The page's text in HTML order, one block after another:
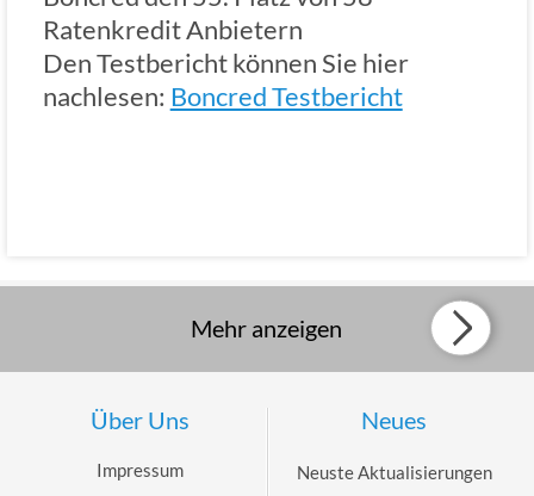
Ratenkredit Anbietern
Den Testbericht können Sie hier
nachlesen: Boncred Testbericht
Mehr anzeigen
Über Uns
Impressum
Neues
Neuste Aktualisierungen